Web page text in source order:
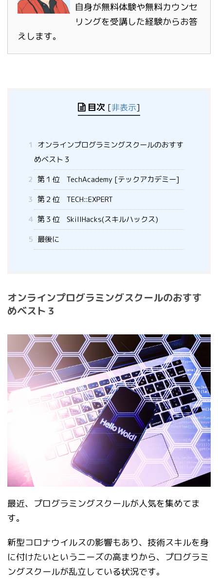
自身が無料体験や無料カウンセ
リングを受講した経験からお答
えします。
目次 [非表示]
1
オンラインプログラミングスクールのおすす
めベスト３
2 第１位 TechAcademy [テックアカデミー]
3 第２位 TECH::EXPERT
4 第３位 SkillHacks(スキルハックス)
5 最後に
オンラインプログラミングスクールのおすす
めベスト３
最近、プログラミングスクールが人気を集めてま
す。
新型コロナウイルスの影響もあり、技術スキルを身
に付けたいというニーズの高まりから、プログラミ
ングスクールが乱立している状況です。